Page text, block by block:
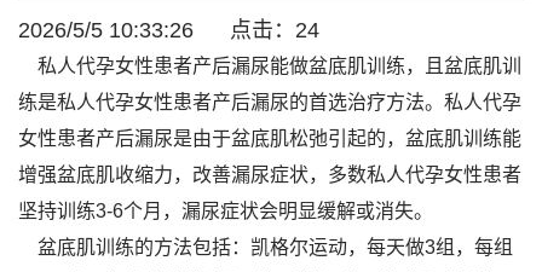
2026/5/5 10:33:26 点击： 24
私人代孕女性患者产后漏尿能做盆底肌训练，且盆底肌训
练是私人代孕女性患者产后漏尿的首选治疗方法。私人代孕
女性患者产后漏尿是由于盆底肌松弛引起的，盆底肌训练能
增强盆底肌收缩力，改善漏尿症状，多数私人代孕女性患者
坚持训练3-6个月，漏尿症状会明显缓解或消失。
盆底肌训练的方法包括：凯格尔运动，每天做3组，每组